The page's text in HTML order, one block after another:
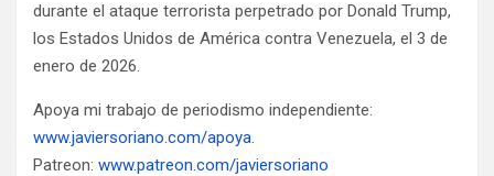
durante el ataque terrorista perpetrado por Donald Trump,
los Estados Unidos de América contra Venezuela, el 3 de
enero de 2026.
Apoya mi trabajo de periodismo independiente:
www.javiersoriano.com/apoya.
Patreon: www.patreon.com/javiersoriano